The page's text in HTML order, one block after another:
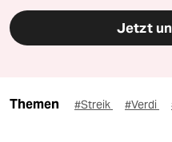
Jetzt
Themen #Streik #Verdi